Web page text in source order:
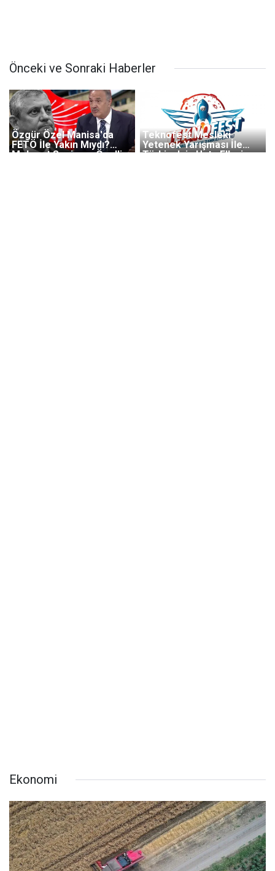
Önceki ve Sonraki Haberler
Özgür Özel Manisa'da
FETÖ İle Yakın Mıydı?
Mehmet Sevigen: Özel'in
Teknofest Mesleki
Yetenek Yarışması İle
Türkiye'nin Usta Elleri
Ekonomi